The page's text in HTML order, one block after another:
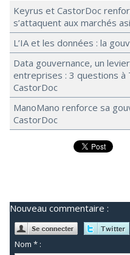
Keyrus et CastorDoc
s’attaquent aux marchés
L’IA et les données : la
Data gouvernance, un
entreprises : 3 questions à
CastorDoc
ManoMano renforce sa
CastorDoc
Nouveau commentaire :
Nom * :